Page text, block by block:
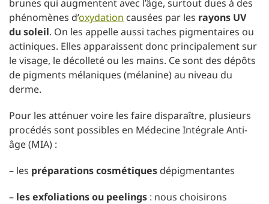
brunes qui augmentent avec l’âge, surtout dues à des
phénomènes d’oxydation causées par les rayons UV
du soleil. On les appelle aussi taches pigmentaires ou
actiniques. Elles apparaissent donc principalement sur
le visage, le décolleté ou les mains. Ce sont des dépôts
de pigments mélaniques (mélanine) au niveau du
derme.
Pour les atténuer voire les faire disparaître, plusieurs
procédés sont possibles en Médecine Intégrale Anti-
âge (MIA) :
– les préparations cosmétiques dépigmentantes
– les exfoliations ou peelings : nous choisirons